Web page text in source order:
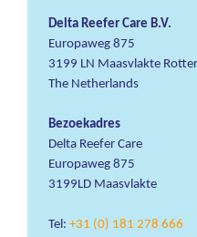
Delta Reefer Care B.V.
Europaweg 875
3199 LN Maasvlakte
The Netherlands
Bezoekadres
Delta Reefer Care
Europaweg 875
3199LD Maasvlakte
Tel: +31 (0) 181 278 666